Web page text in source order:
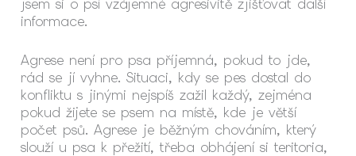
jsem si o psí vzájemné agresivitě zjišťovat další
informace.
Agrese není pro psa příjemná, pokud to jde,
rád se jí vyhne. Situaci, kdy se pes dostal do
konfliktu s jinými nejspíš zažil každý, zejména
pokud žijete se psem na místě, kde je větší
počet psů. Agrese je běžným chováním, který
slouží u psa k přežití, třeba obhájení si teritoria,